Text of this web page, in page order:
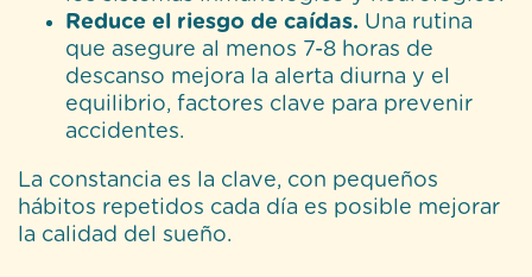
Reduce el riesgo de caídas. Una rutina
que asegure al menos 7-8 horas de
descanso mejora la alerta diurna y el
equilibrio, factores clave para prevenir
accidentes.
La constancia es la clave, con pequeños
hábitos repetidos cada día es posible mejorar
la calidad del sueño.